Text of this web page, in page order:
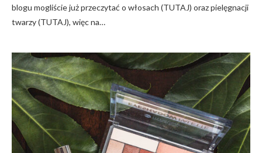
blogu mogliście już przeczytać o włosach (TUTAJ) oraz pielęgnacji
twarzy (TUTAJ), więc na…